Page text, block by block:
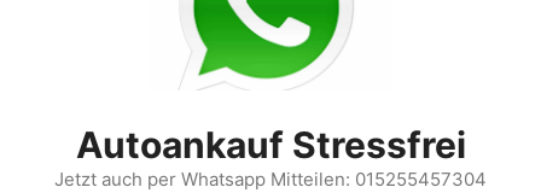
Autoankauf Stressfrei
Jetzt auch per Whatsapp Mitteilen: 015255457304